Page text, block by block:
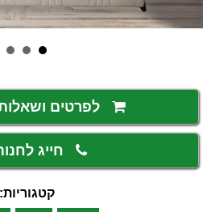
לפרטים
חייג
קטגוריות: